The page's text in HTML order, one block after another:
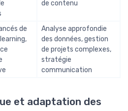
de contenu
de
Analyse approfondie
des données, gestion
de projets complexes,
stratégie
communication
et adaptation des